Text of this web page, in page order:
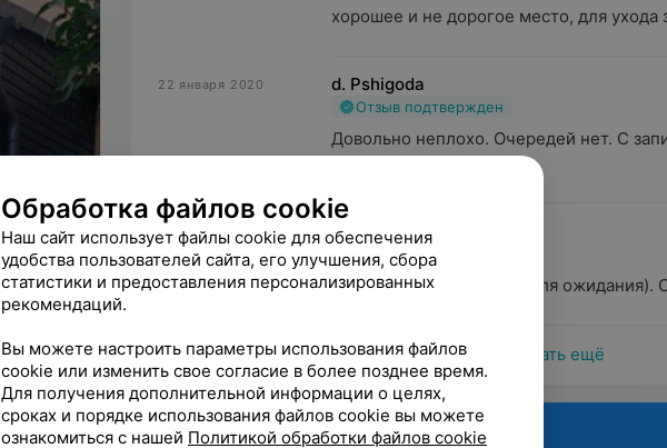
хорошее и не дорогое место, для ухода
22 января 2020 d. Pshigoda
Отзыв подтвержден
Довольно неплохо. Очередей нет. С
приятный.
6 ноября 2019 Виталий Иштулкин
Отзыв подтвержден
Есть телевизор и диван для ожидания).
Показать ещё
Поделитесь
Обработка файлов cookie
Наш сайт использует файлы cookie для обеспечения
удобства пользователей сайта, его улучшения, сбора
статистики и предоставления персонализированных
рекомендаций.
Вы можете настроить параметры использования файлов
cookie или изменить свое согласие в более позднее время.
Для получения дополнительной информации о целях,
сроках и порядке использования файлов cookie вы можете
ознакомиться с нашей Политикой обработки файлов cookie